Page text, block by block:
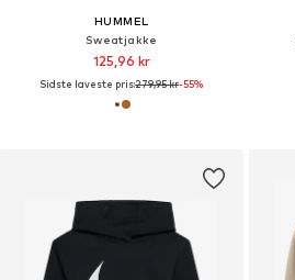
HUMMEL
Sweatjakke
125,96 kr
Sidste laveste pris:279,95 kr-55%